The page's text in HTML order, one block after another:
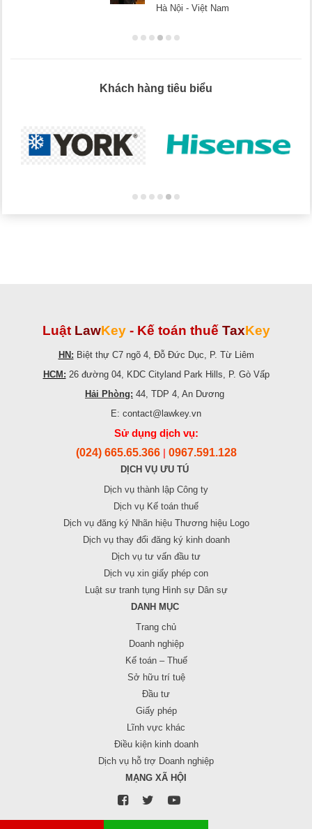
Hà Nội - Việt Nam
Khách hàng tiêu biểu
Luật LawKey - Kế toán thuế TaxKey
HN: Biệt thự C7 ngõ 4, Đỗ Đức Dục, P. Từ Liêm
HCM: 26 đường 04, KDC Cityland Park Hills, P. Gò Vấp
Hải Phòng: 44, TDP 4, An Dương
E: contact@lawkey.vn
Sử dụng dịch vụ:
(024) 665.65.366 | 0967.591.128
DỊCH VỤ ƯU TÚ
Dịch vụ thành lập Công ty
Dịch vụ Kế toán thuế
Dịch vụ đăng ký Nhãn hiệu Thương hiệu Logo
Dịch vụ thay đổi đăng ký kinh doanh
Dịch vụ tư vấn đầu tư
Dịch vụ xin giấy phép con
Luật sư tranh tụng Hình sự Dân sự
DANH MỤC
Trang chủ
Doanh nghiệp
Kế toán – Thuế
Sở hữu trí tuệ
Đầu tư
Giấy phép
Lĩnh vực khác
Điều kiện kinh doanh
Dịch vụ hỗ trợ Doanh nghiệp
MẠNG XÃ HỘI